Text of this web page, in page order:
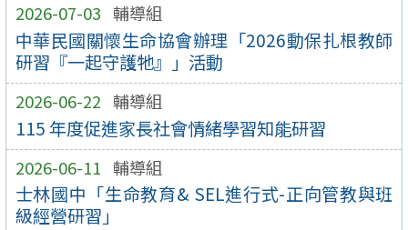
2026-07-03 輔導組
中華民國關懷生命協會辦理「2026動保扎根教師
研習『一起守護牠』」活動
2026-06-22 輔導組
115 年度促進家長社會情緒學習知能研習
2026-06-11 輔導組
士林國中「生命教育& SEL進行式-正向管教與班
級經營研習」